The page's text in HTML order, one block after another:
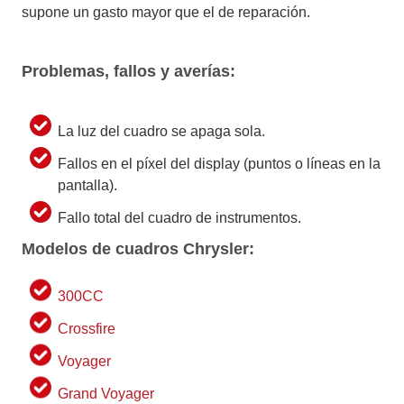
supone un gasto mayor que el de reparación.
Problemas, fallos y averías:
La luz del cuadro se apaga sola.
Fallos en el píxel del display (puntos o líneas en la
pantalla).
Fallo total del cuadro de instrumentos.
Modelos de cuadros Chrysler:
300CC
Crossfire
Voyager
Grand Voyager